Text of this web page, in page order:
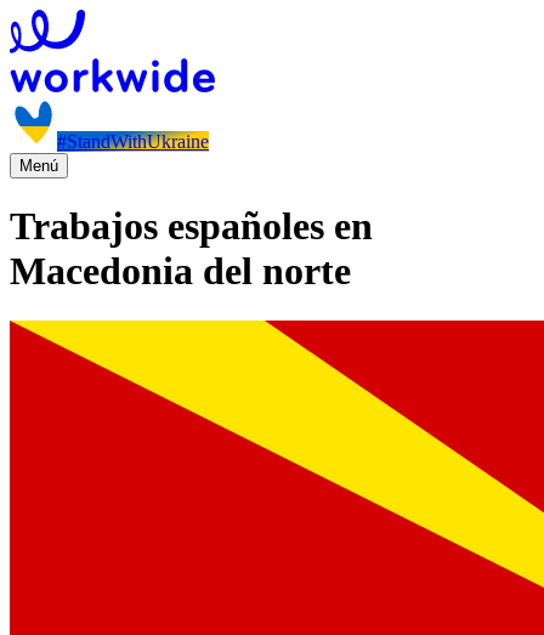
#StandWithUkraine
Menú
Trabajos españoles en
Macedonia del norte